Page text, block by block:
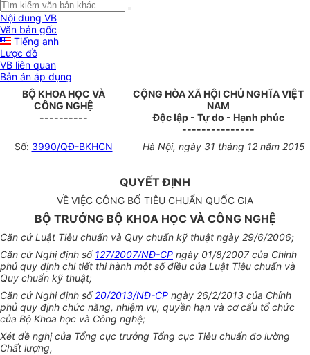
Nội dung VB
Văn bản gốc
Tiếng anh
Lược đồ
VB liên quan
Bản án áp dụng
BỘ KHOA HỌC VÀ
CÔNG NGHỆ
----------
CỘNG HÒA XÃ HỘI CHỦ NGHĨA VIỆT
NAM
Độc lập - Tự do - Hạnh phúc
---------------
Số: 3990/QĐ-BKHCN Hà Nội, ngày 31 tháng 12 năm 2015
QUYẾT ĐỊNH
VỀ VIỆC CÔNG BỐ TIÊU CHUẨN QUỐC GIA
BỘ TRƯỞNG BỘ KHOA HỌC VÀ CÔNG NGHỆ
Căn cứ Luật Tiêu chuẩn và Quy chuẩn kỹ thuật ngày 29/6/2006;
Căn cứ Nghị định số127/2007/NĐ-CP ngày 01/8/2007 của Chính
phủ quy định chi tiết thi hành một số điều của Luật Tiêu chuẩn và
Quy chuẩn kỹ thuật;
Căn cứ Nghị định số20/2013/NĐ-CP ngày 26/2/2013 của Chính
phủ quy định chức năng, nhiệm vụ, quyền hạn và cơ cấu tổ chức
của Bộ Khoa học và Công nghệ;
Xét đề nghị của Tổng cục trưởng Tổng cục Tiêu chuẩn đo lường
Chất lượng,